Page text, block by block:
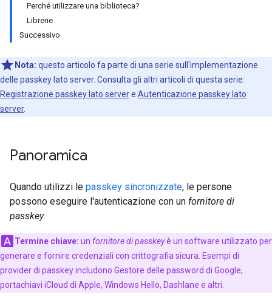
Perché utilizzare una biblioteca?
Librerie
Successivo
Nota: questo articolo fa parte di una serie sull'implementazione
delle passkey lato server. Consulta gli altri articoli di questa serie:
Registrazione passkey lato servere Autenticazione passkey lato
server.
Panoramica
Quando utilizzi le passkey sincronizzate, le persone
possono eseguire l'autenticazione con un fornitore di
passkey.
Termine chiave: un fornitore di passkeyè un software utilizzato per
generare e fornire credenziali con crittografia sicura. Esempi di
provider di passkey includono Gestore delle password di Google,
portachiavi iCloud di Apple, Windows Hello, Dashlane e altri.